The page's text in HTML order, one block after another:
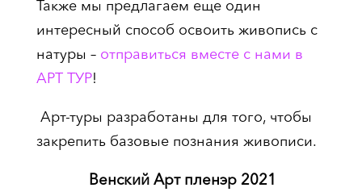
Также мы предлагаем еще один
интересный способ освоить живопись с
натуры –отправиться вместе с нами в
АРТ ТУР!
Арт-туры разработаны для того, чтобы
закрепить базовые познания живописи.
Венский Арт пленэр 2021